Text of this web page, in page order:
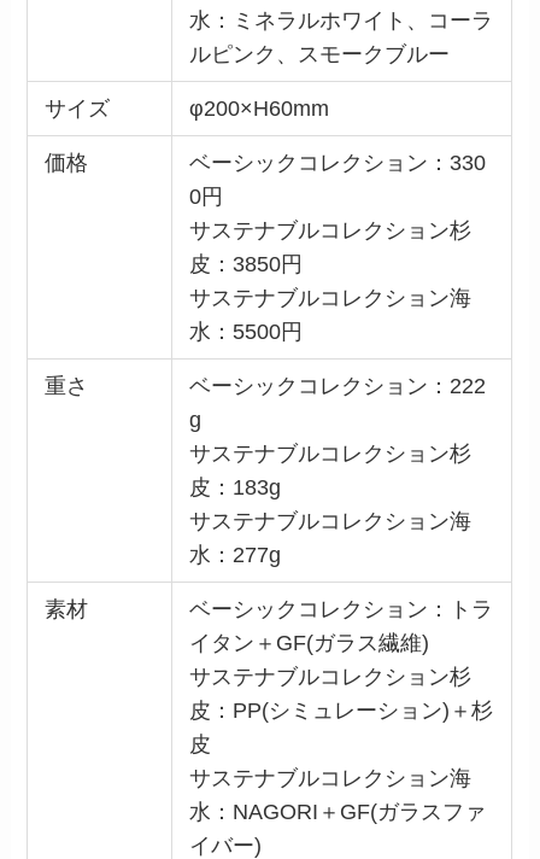
水：ミネラルホワイト、コーラ
ルピンク、スモークブルー
サイズ φ200×H60mm
価格
ベーシックコレクション：330
0円
サステナブルコレクション杉
皮：3850円
サステナブルコレクション海
水：5500円
重さ
ベーシックコレクション：222
g
サステナブルコレクション杉
皮：183g
サステナブルコレクション海
水：277g
素材
ベーシックコレクション：トラ
イタン＋GF(ガラス繊維)
サステナブルコレクション杉
皮：PP(シミュレーション)＋杉
皮
サステナブルコレクション海
水：NAGORI＋GF(ガラスファ
イバー)